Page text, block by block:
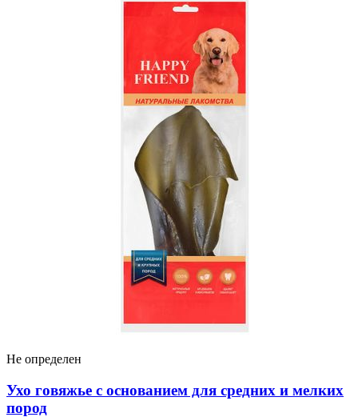
Не определен
Ухо говяжье с основанием для средних и мелких
пород